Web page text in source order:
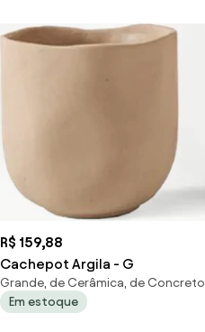
R$ 159,88
Cachepot Argila - G
Grande, de Cerâmica, de Concreto
Em estoque